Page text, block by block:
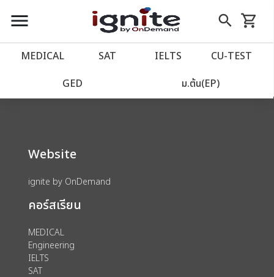
close
account_balance หน้าแรก
เว็บไซต์อิกไนท์
import_contacts วางแผนการเรียน
account_circle เข้าสู่ระบบ
assignment ลงทะเบียน
menu search
Skip
to
shopping_cart
รถเข็น
MEDICAL SAT IELTS CU‑TEST
GED ม.ต้น(EP)
We could not find anything for 80002125
Website
ignite by OnDemand
คอร์สเรียน
MEDICAL
Engineering
IELTS
SAT